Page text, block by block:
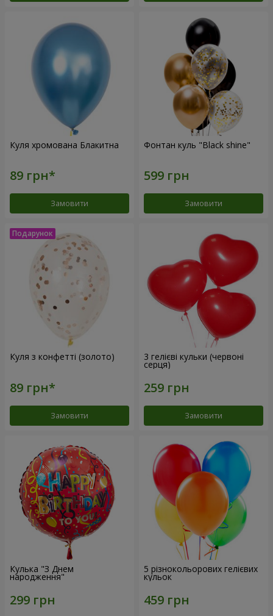
Куля хромована Блакитна
Замовити
Фонтан куль "Black shine"
Замовити
Куля з конфетті (золото)
Замовити
3 гелієві кульки (червоні
серця)
Замовити
Кулька "З Днем
народження"
5 різнокольорових гелієвих
кульок